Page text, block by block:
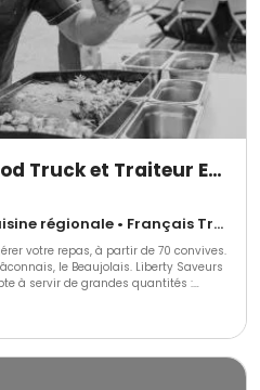
Liberty Saveurs - Food Truck et Traiteur Evénementiel
Barbecue et grillades • Cuisine régionale • Français Traditionnel
votre repas, à partir de 70 convives.
le Beaujolais. Liberty Saveurs
à servir de grandes quantités :
(burgers). En complément de la
propose son activité "Les Poêles du